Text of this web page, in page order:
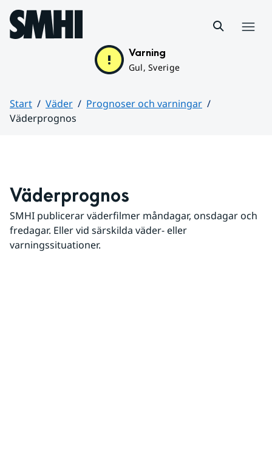
Hoppa till sidans innehåll
Varning
Gul, Sverige
Start Väder
Prognoser och varningar
Väderprognos
Väderprognos
SMHI publicerar väderfilmer måndagar, onsdagar och
fredagar. Eller vid särskilda väder- eller
varningssituationer.